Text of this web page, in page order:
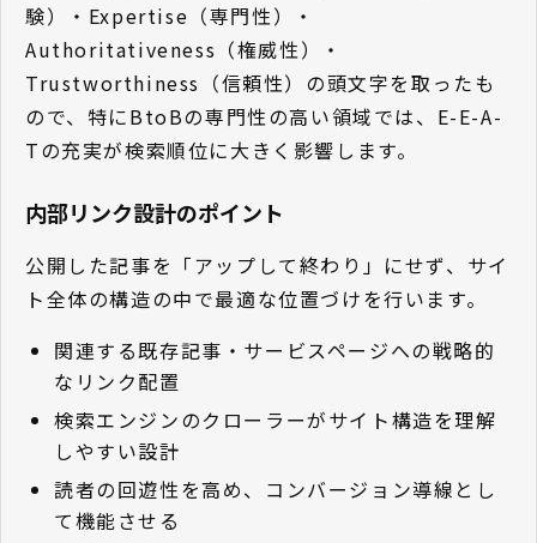
験）・Expertise（専門性）・
Authoritativeness（権威性）・
Trustworthiness（信頼性）の頭文字を取ったも
ので、特にBtoBの専門性の高い領域では、E-E-A-
Tの充実が検索順位に大きく影響します。
内部リンク設計のポイント
公開した記事を「アップして終わり」にせず、サイ
ト全体の構造の中で最適な位置づけを行います。
関連する既存記事・サービスページへの戦略的
なリンク配置
検索エンジンのクローラーがサイト構造を理解
しやすい設計
読者の回遊性を高め、コンバージョン導線とし
て機能させる